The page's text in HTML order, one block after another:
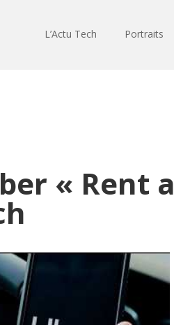
L’Actu Tech Portraits
« Rent a